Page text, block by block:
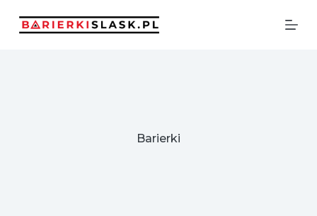
Przejdź do treści
Barierki